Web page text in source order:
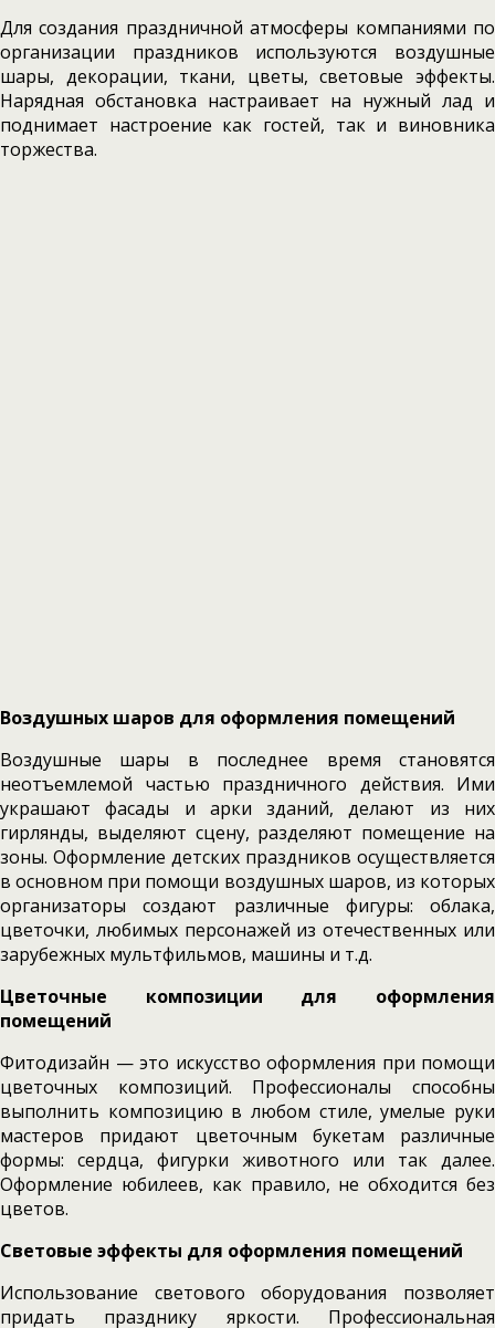
Для создания праздничной атмосферы компаниями по
организации праздников используются воздушные
шары, декорации, ткани, цветы, световые эффекты.
Нарядная обстановка настраивает на нужный лад и
поднимает настроение как гостей, так и виновника
торжества.
Воздушных шаров для оформления помещений
Воздушные шары в последнее время становятся
неотъемлемой частью праздничного действия. Ими
украшают фасады и арки зданий, делают из них
гирлянды, выделяют сцену, разделяют помещение на
зоны. Оформление детских праздников осуществляется
в основном при помощи воздушных шаров, из которых
организаторы создают различные фигуры: облака,
цветочки, любимых персонажей из отечественных или
зарубежных мультфильмов, машины и т.д.
Цветочные композиции для оформления
помещений
Фитодизайн — это искусство оформления при помощи
цветочных композиций. Профессионалы способны
выполнить композицию в любом стиле, умелые руки
мастеров придают цветочным букетам различные
формы: сердца, фигурки животного или так далее.
Оформление юбилеев, как правило, не обходится без
цветов.
Световые эффекты для оформления помещений
Использование светового оборудования позволяет
придать празднику яркости. Профессиональная